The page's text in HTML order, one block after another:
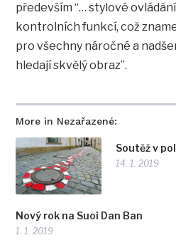
More in Nezařazené:
Soutěž v
14. 1. 2019
Nový rok na Suoi Dan Ban
1. 1. 2019
především “… stylové
kontrolních funkcí, což
pro všechny náročné a
hledají skvělý obraz”.